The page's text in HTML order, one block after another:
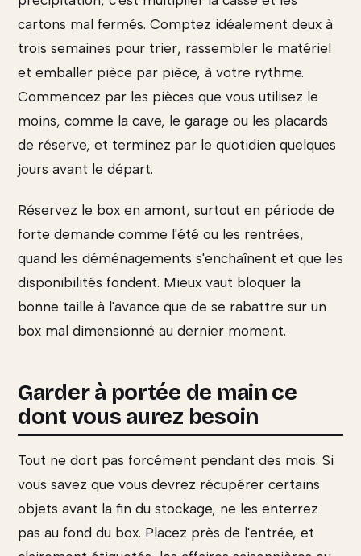
cartons mal fermés. Comptez idéalement deux à
trois semaines pour trier, rassembler le matériel
et emballer pièce par pièce, à votre rythme.
Commencez par les pièces que vous utilisez le
moins, comme la cave, le garage ou les placards
de réserve, et terminez par le quotidien quelques
jours avant le départ.
Réservez le box en amont, surtout en période de
forte demande comme l'été ou les rentrées,
quand les déménagements s'enchaînent et que les
disponibilités fondent. Mieux vaut bloquer la
bonne taille à l'avance que de se rabattre sur un
box mal dimensionné au dernier moment.
Garder à portée de main ce
dont vous aurez besoin
Tout ne dort pas forcément pendant des mois. Si
vous savez que vous devrez récupérer certains
objets avant la fin du stockage, ne les enterrez
pas au fond du box. Placez près de l'entrée, et